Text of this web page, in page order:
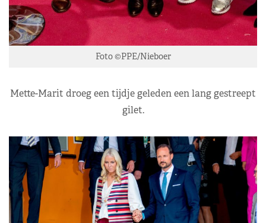
Foto ©PPE/Nieboer
Mette-Marit droeg een tijdje geleden een lang gestreept
gilet.